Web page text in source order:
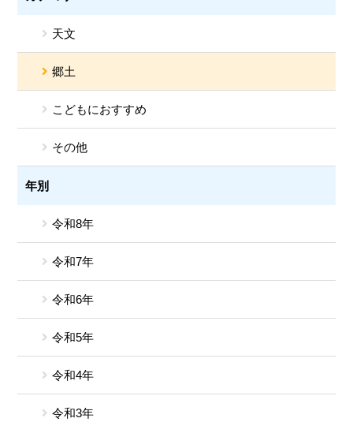
天文
郷土
こどもにおすすめ
その他
年別
令和8年
令和7年
令和6年
令和5年
令和4年
令和3年